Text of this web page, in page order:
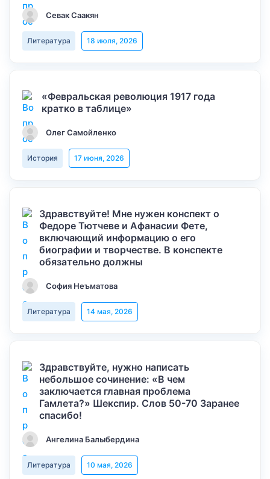
Севак Саакян
Литература 18 июля, 2026
«Февральская революция 1917 года
кратко в таблице»
Олег Самойленко
История 17 июня, 2026
Здравствуйте! Мне нужен конспект о
Федоре Тютчеве и Афанасии Фете,
включающий информацию о его
биографии и творчестве. В конспекте
обязательно должны
София Неъматова
Литература 14 мая, 2026
Здравствуйте, нужно написать
небольшое сочинение: «В чем
заключается главная проблема
Гамлета?» Шекспир. Слов 50-70 Заранее
спасибо!
Ангелина Балыбердина
Литература 10 мая, 2026